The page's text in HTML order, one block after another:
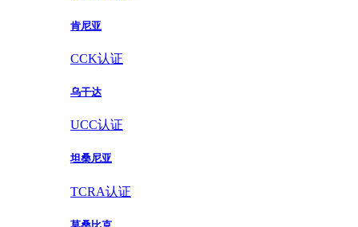
肯尼亚
CCK认证
乌干达
UCC认证
坦桑尼亚
TCRA认证